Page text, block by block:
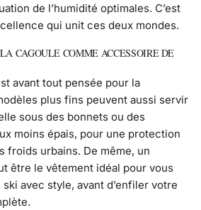
de l’humidité optimales. C’est
qui unit ces deux mondes.
CAGOULE COMME ACCESSOIRE DE
avant tout pensée pour la
plus fins peuvent aussi servir
sous des bonnets ou des
moins épais, pour une protection
froids urbains. De même, un
être le vêtement idéal pour vous
avec style, avant d’enfiler votre